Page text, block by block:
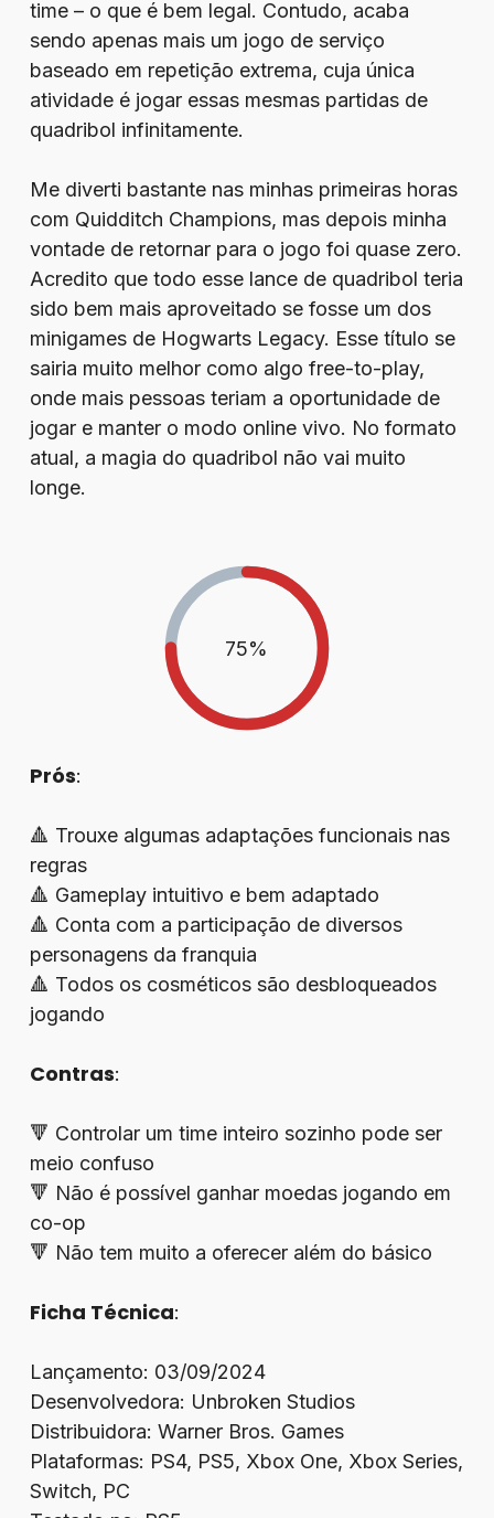
time – o que é bem legal. Contudo, acaba
sendo apenas mais um jogo de serviço
baseado em repetição extrema, cuja única
atividade é jogar essas mesmas partidas de
quadribol infinitamente.
Me diverti bastante nas minhas primeiras horas
com Quidditch Champions, mas depois minha
vontade de retornar para o jogo foi quase zero.
Acredito que todo esse lance de quadribol teria
sido bem mais aproveitado se fosse um dos
minigames de Hogwarts Legacy. Esse título se
sairia muito melhor como algo free-to-play,
onde mais pessoas teriam a oportunidade de
jogar e manter o modo online vivo. No formato
atual, a magia do quadribol não vai muito
longe.
75%
Prós:
🔺 Trouxe algumas adaptações funcionais nas
regras
🔺 Gameplay intuitivo e bem adaptado
🔺 Conta com a participação de diversos
personagens da franquia
🔺 Todos os cosméticos são desbloqueados
jogando
Contras:
🔻 Controlar um time inteiro sozinho pode ser
meio confuso
🔻 Não é possível ganhar moedas jogando em
co-op
🔻 Não tem muito a oferecer além do básico
Ficha Técnica:
Lançamento: 03/09/2024
Desenvolvedora: Unbroken Studios
Distribuidora: Warner Bros. Games
Plataformas: PS4, PS5, Xbox One, Xbox Series,
Switch, PC